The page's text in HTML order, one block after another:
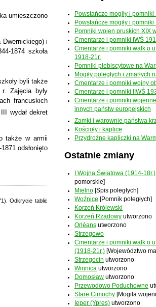
umieszczono
Dwernickiego) i
1874 szkoła
byli także
Zajęcia były
francuskich
wydał dekret
także w armii
odsłonięto
Odkrycie tablic
Powstańcze mogiły i pomniki
Powstańcze mogiły i pomniki
Pomniki wojen pruskich XIX
Cmentarze i pomniki IWŚ
Cmentarze i pomniki walk o
1918-21r.
Pomniki plebiscytowe na
Mogiły poległych i zmarłych
Cmentarze i pomniki wojny
Cmentarze i pomniki IIWŚ
Cmentarze i pomniki
innych państw europejskich
Zamki i warownie państwa
Kościoły i kaplice
Przydrożne kapliczki na
Ostatnie zmiany
I Wojna Światowa (1914-18r.)
pomorskie]
Mielno [Spis poległych]
Woźnice [Pomnik poległych]
Korzeń Królewski
Korzeń Rządowy utworzono
Orléans utworzono
Strzegowo
Cmentarze i pomniki walk o
(1918-21r.) [Województwo
Strzegocin utworzono
Winnica utworzono
Domosław utworzono
Przewodowo Poduchowne
Stare Cimochy [Mogiła
Ieper (Ypres) utworzono